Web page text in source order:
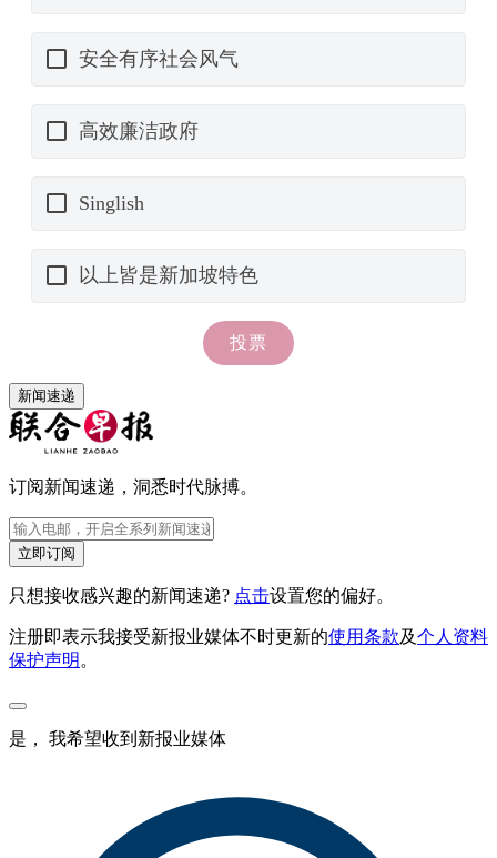
新闻速递
订阅新闻速递，洞悉时代脉搏。
立即订阅
只想接收感兴趣的新闻速递? 点击设置您的偏好。
注册即表示我接受新报业媒体不时更新的使用条款及个人资料
保护声明 。
是， 我希望收到新报业媒体